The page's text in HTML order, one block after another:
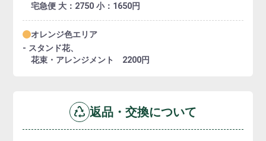
宅急便 大：2750 小：1650円
オレンジ色エリア
- スタンド花、
花束・アレンジメント 2200円
返品・交換について